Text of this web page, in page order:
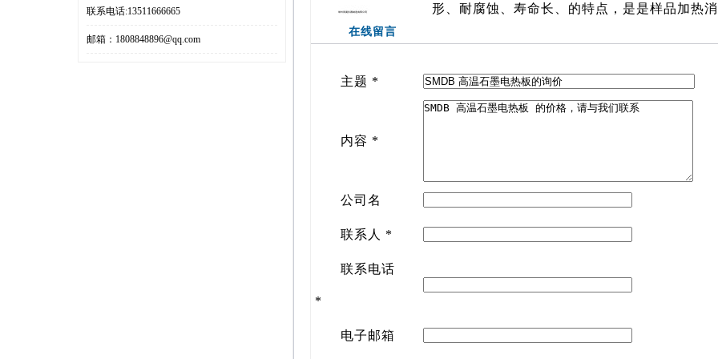
联系电话:13511666665
邮箱：1808848896@qq.com
形、耐腐蚀、寿命长、的特点，是是样品加热
在线留言
主题 *
内容 *
公司名
联系人 *
联系电话
*
电子邮箱